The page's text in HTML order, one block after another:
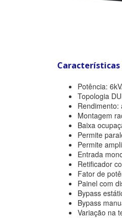
Características
Potência:
Topologia
Rendimento:
Montagem
Baixa
Permite
Permite
Entrada
Retificador
Fator de
Painel com
Bypass
Bypass
Variação na